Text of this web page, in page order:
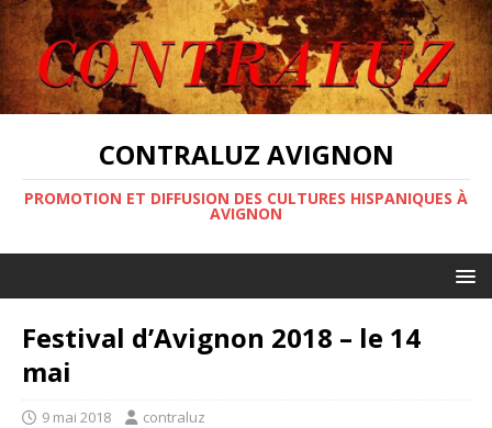
CONTRALUZ AVIGNON
PROMOTION ET DIFFUSION DES CULTURES HISPANIQUES À
AVIGNON
Festival d’Avignon 2018 – le 14
mai
9 mai 2018 contraluz